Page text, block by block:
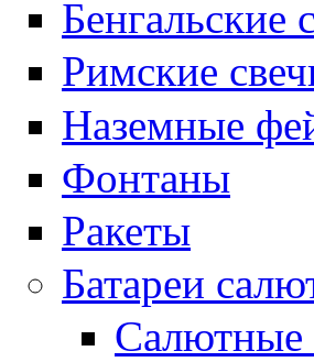
Бенгальские
Римские
Наземные
Фонтаны
Ракеты
Батареи
Салютные